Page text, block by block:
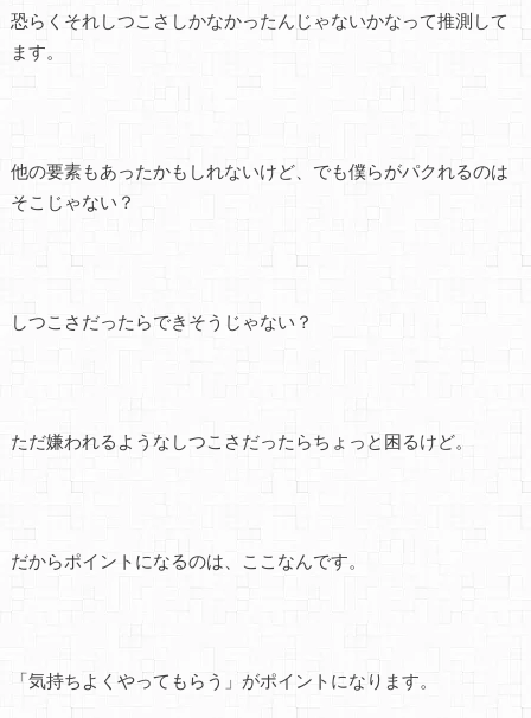
恐らくそれしつこさしかなかったんじゃないかなって推測して
ます。
他の要素もあったかもしれないけど、でも僕らがパクれるのは
そこじゃない？
しつこさだったらできそうじゃない？
ただ嫌われるようなしつこさだったらちょっと困るけど。
だからポイントになるのは、ここなんです。
「気持ちよくやってもらう」がポイントになります。